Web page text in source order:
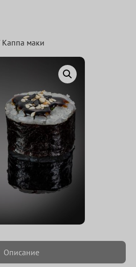
маки
Описание